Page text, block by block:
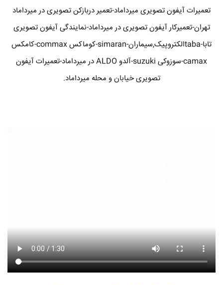
تعمیرات آیفون تصویری میرداماد-تعمیر دربازکن تصویری در میرداماد
تهران-تعمیرکار آیفون تصویری در میرداماد-نمایندگی آیفون تصویری
تابا-tabaالکتروپیک,سیماران-simaran-کوماکس commax-کامکس
camax-سوزوکی suzuki-آلدو ALDO در میرداماد-تعمیرات آیفون
تصویری خیابان و محله میرداماد.